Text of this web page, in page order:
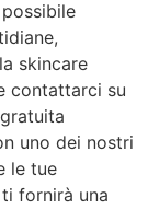
skincare
contattarci su
uno dei nostri
le tue
fornirà una